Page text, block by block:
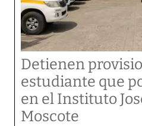
Detienen
estudiante que
en el Instituto
Moscote